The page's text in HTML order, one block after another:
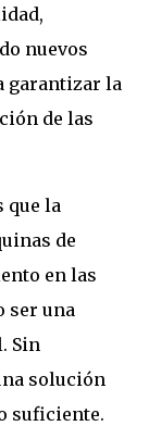
nuevos
garantizar la
de las
que la
de
en las
ser una
Sin
solución
suficiente.